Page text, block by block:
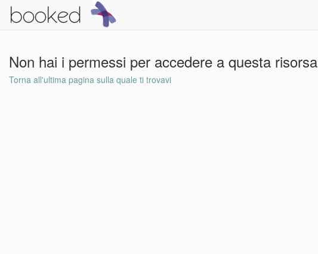
Non hai i permessi per accedere a questa risorsa
Torna all'ultima pagina sulla quale ti trovavi